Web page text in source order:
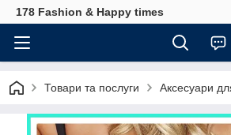
178 Fashion & Happy times
Товари та послуги Аксесуари